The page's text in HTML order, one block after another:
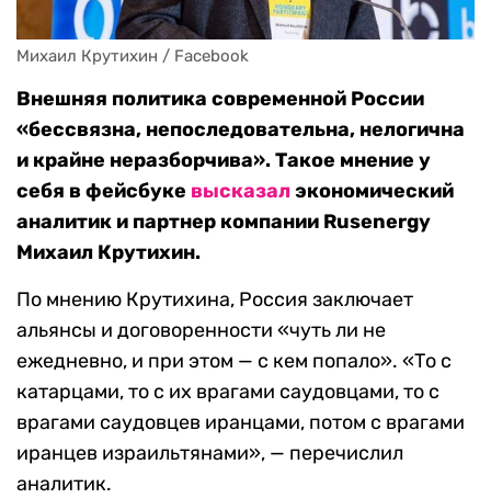
Михаил Крутихин / Facebook
Внешняя политика современной России
«бессвязна, непоследовательна, нелогична
и крайне неразборчива». Такое мнение у
себя в фейсбуке высказалэкономический
аналитик и партнер компании Rusenergy
Михаил Крутихин.
По мнению Крутихина, Россия заключает
альянсы и договоренности «чуть ли не
ежедневно, и при этом — с кем попало». «То с
катарцами, то с их врагами саудовцами, то с
врагами саудовцев иранцами, потом с врагами
иранцев израильтянами», — перечислил
аналитик.